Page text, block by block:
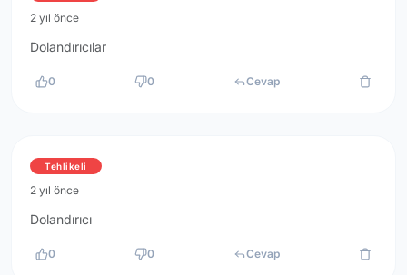
2 yıl önce
Dolandırıcılar
0 0 Cevap
Tehlikeli
2 yıl önce
Dolandırıcı
0 0 Cevap